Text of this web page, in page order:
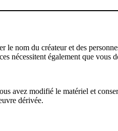
nom du créateur et des
nécessitent également que
avez modifié le matériel et
dérivée.